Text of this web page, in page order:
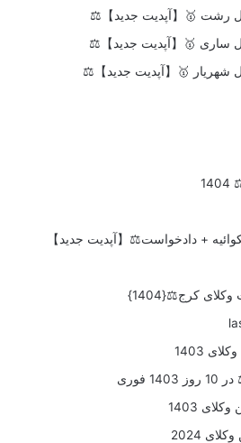
+ دادخواست⚖️【آپدیت جدید】
کرج⚖️{1404}
1403
1403
2024